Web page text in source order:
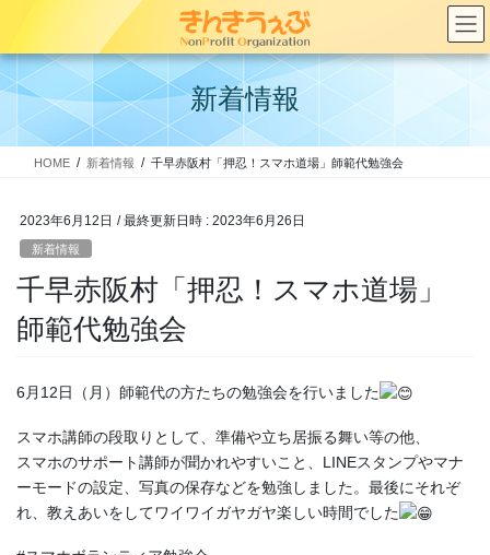
テ
ン
へ
ス
ゲ
ー
ョ
ン
新着情報
HOME 新着情報 千早赤阪村「押忍！スマホ道場」師範代勉強会
2023年6月12日 / 最終更新日時 : 2023年6月26日
新着情報
千早赤阪村「押忍！スマホ道場」
師範代勉強会
6月12日（月）師範代の方たちの勉強会を行いました
スマホ講師の段取りとして、準備や立ち居振る舞い等の他、
スマホのサポート講師が聞かれやすいこと、LINEスタンプやマナ
ーモードの設定、写真の保存などを勉強しました。最後にそれぞ
れ、教えあいをしてワイワイガヤガヤ楽しい時間でした